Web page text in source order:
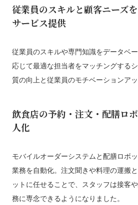
従業員のスキルと顧客ニーズ
サービス提供
従業員のスキルや専門知識をデータベ
応じて最適な担当者をマッチングする
質の向上と従業員のモチベーションアッ
飲食店の予約・注文・配膳ロ
人化
モバイルオーダーシステムと配膳ロボ
業務を自動化。注文聞きや料理の運搬
ットに任せることで、スタッフは接客
務に専念できるようになりました。